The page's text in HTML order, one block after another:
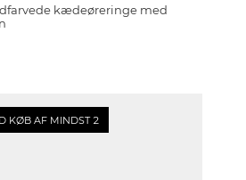
kædeøreringe med
KØB AF MINDST 2